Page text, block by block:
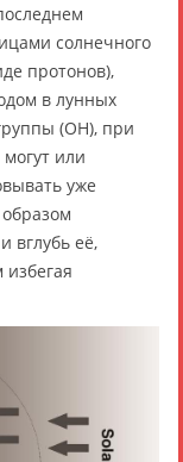
солнечного
протонов),
в лунных
(OH), при
или
уже
вглубь её,